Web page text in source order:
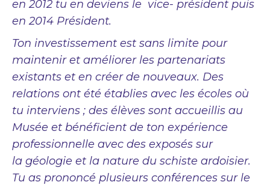
en 2012 tu en deviens le vice- président puis
en 2014 Président.
Ton investissement est sans limite pour
maintenir et améliorer les partenariats
existants et en créer de nouveaux. Des
relations ont été établies avec les écoles où
tu interviens ; des élèves sont accueillis au
Musée et bénéficient de ton expérience
professionnelle avec des exposés sur
la géologie et la nature du schiste ardoisier.
Tu as prononcé plusieurs conférences sur le